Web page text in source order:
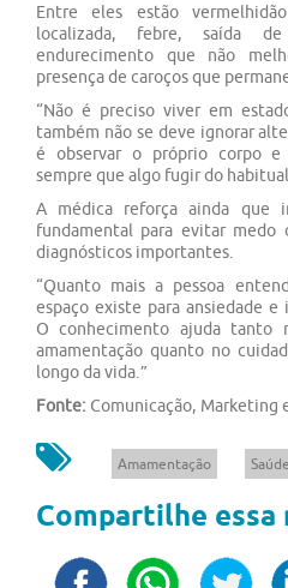
Entre eles estão
localizada, febre, saída
endurecimento que não
presença de caroços que
“Não é preciso viver em
também não se deve ignorar
é observar o próprio corpo e
sempre que algo fugir do
A médica reforça ainda que
fundamental para evitar medo
diagnósticos importantes.
“Quanto mais a pessoa
espaço existe para ansiedade e
O conhecimento ajuda tanto
amamentação quanto no
longo da vida.”
Fonte: Comunicação, Marketing
Amamentação Saúde
Compartilhe essa